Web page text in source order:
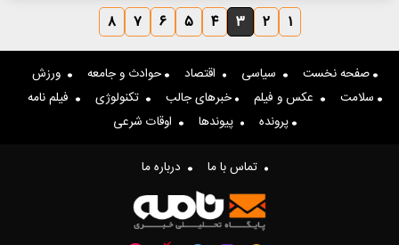
۱ ۲ ۳ ۴ ۵ ۶ ۷ ۸
صفحه نخست سیاسی اقتصاد حوادث و جامعه
ورزش
سلامت
عکس و فیلم خبرهای جالب تکنولوژی
فیلم نامه
پرونده
پیوندها اوقات شرعی
تماس با ما درباره ما